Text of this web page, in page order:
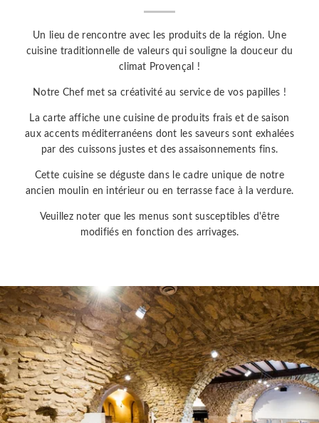
Un lieu de rencontre avec les produits de la région. Une
cuisine traditionnelle de valeurs qui souligne la douceur du
climat Provençal !
Notre Chef met sa créativité au service de vos papilles !
La carte affiche une cuisine de produits frais et de saison
aux accents méditerranéens dont les saveurs sont exhalées
par des cuissons justes et des assaisonnements fins.
Cette cuisine se déguste dans le cadre unique de notre
ancien moulin en intérieur ou en terrasse face à la verdure.
Veuillez noter que les menus sont susceptibles d'être
modifiés en fonction des arrivages.